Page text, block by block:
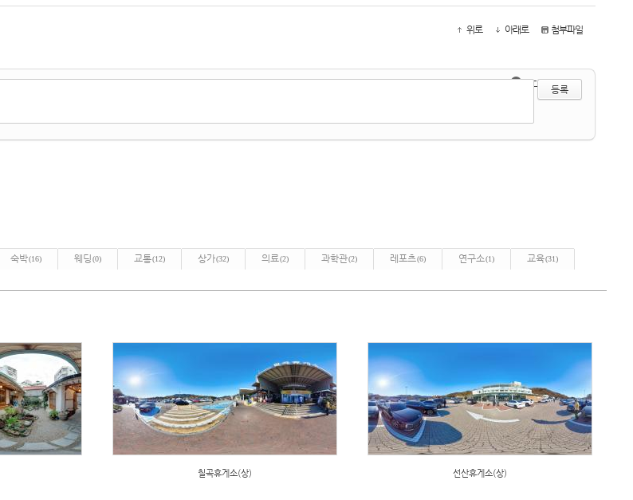
위로 아래로 첨부파일
● 에디터 선택하기
숙박(16) 웨딩(0) 교통(12) 상가(32) 의료(2) 과학관(2) 레포츠(6) 연구소(1) 교육(31)
칠곡휴게소(상) 선산휴게소(상)